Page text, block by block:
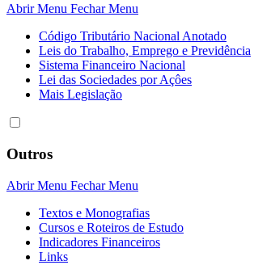
Abrir Menu Fechar Menu
Código Tributário Nacional Anotado
Leis do Trabalho, Emprego e Previdência
Sistema Financeiro Nacional
Lei das Sociedades por Açôes
Mais Legislação
Outros
Abrir Menu Fechar Menu
Textos e Monografias
Cursos e Roteiros de Estudo
Indicadores Financeiros
Links